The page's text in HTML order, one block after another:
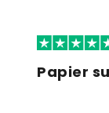
Papier